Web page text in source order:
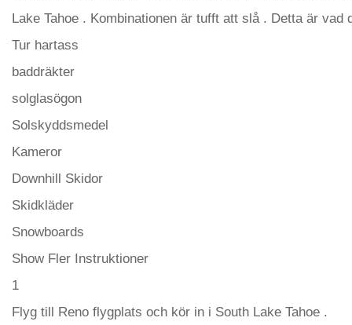
Lake Tahoe . Kombinationen är tufft att slå . Detta är vad
Tur hartass
baddräkter
solglasögon
Solskyddsmedel
Kameror
Downhill Skidor
Skidkläder
Snowboards
Show Fler Instruktioner
1
Flyg till Reno flygplats och kör in i South Lake Tahoe .